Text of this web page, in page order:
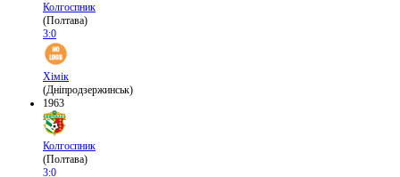
Колгоспник
(Полтава)
3:0
Хімік
(Дніпродзержинськ)
1963
Колгоспник
(Полтава)
3:0